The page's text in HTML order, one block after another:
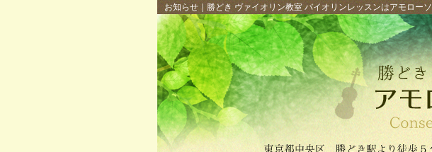
お知らせ｜勝どき ヴァイオリン教室 バイオリンレッスンはアモロー